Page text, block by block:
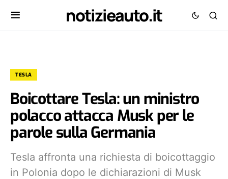
notizieauto.it
TESLA
Boicottare Tesla: un ministro
polacco attacca Musk per le
parole sulla Germania
Tesla affronta una richiesta di boicottaggio
in Polonia dopo le dichiarazioni di Musk